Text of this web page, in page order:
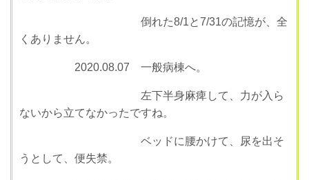
倒れた8/1と7/31の記憶が、全
くありません。
2020.08.07 一般病棟へ。
左下半身麻痺して、力が入ら
ないから立てなかったですね。
ベッドに腰かけて、尿を出そ
うとして、便失禁。